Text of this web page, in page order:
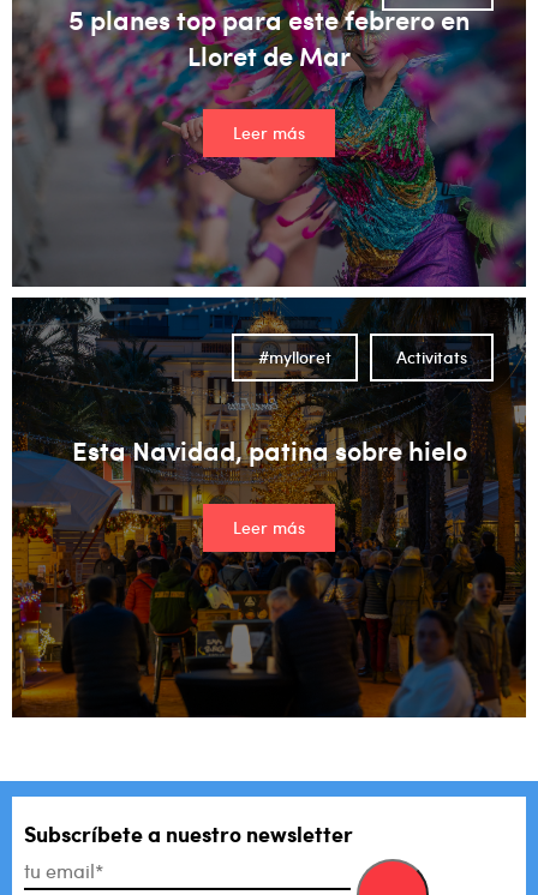
5 planes top para este febrero en
Lloret de Mar
Leer más
Esta Navidad, patina sobre hielo
Leer más
Activitats
#mylloret
Subscríbete a nuestro newsletter